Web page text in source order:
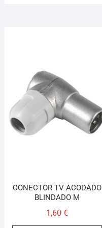
CONECTOR TV ACODADO
BLINDADO M
1,60 €